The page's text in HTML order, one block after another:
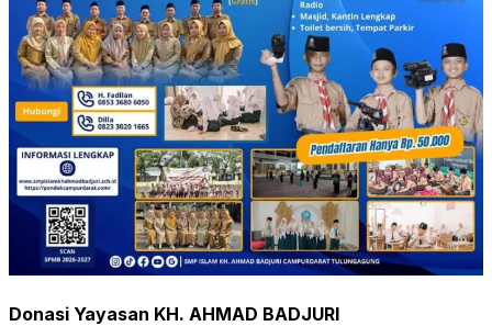
Donasi Yayasan KH. AHMAD BADJURI